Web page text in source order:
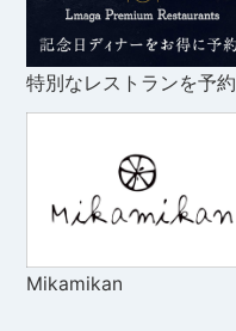
特別なレストランを予約
Mikamikan